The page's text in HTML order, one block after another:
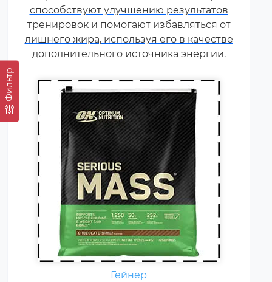
Фильтр
способствуют улучшению результатов
тренировок и помогают избавляться от
лишнего жира, используя его в качестве
дополнительного источника энергии.
(как правило концентрат
сывороточного белка, но
встречаются и
мультикомпонентные по
Гейнер